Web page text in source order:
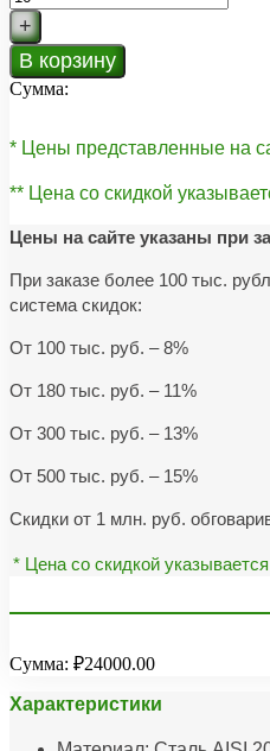
+
В корзину
Сумма:
* Цены представленные на
** Цена со скидкой
Цены на сайте указаны при
При заказе более 100 тыс.
система скидок:
От 100 тыс. руб. – 8%
От 180 тыс. руб. – 11%
От 300 тыс. руб. – 13%
От 500 тыс. руб. – 15%
Скидки от 1 млн. руб.
* Цена со скидкой
Сумма: ₽24000.00
Характеристики